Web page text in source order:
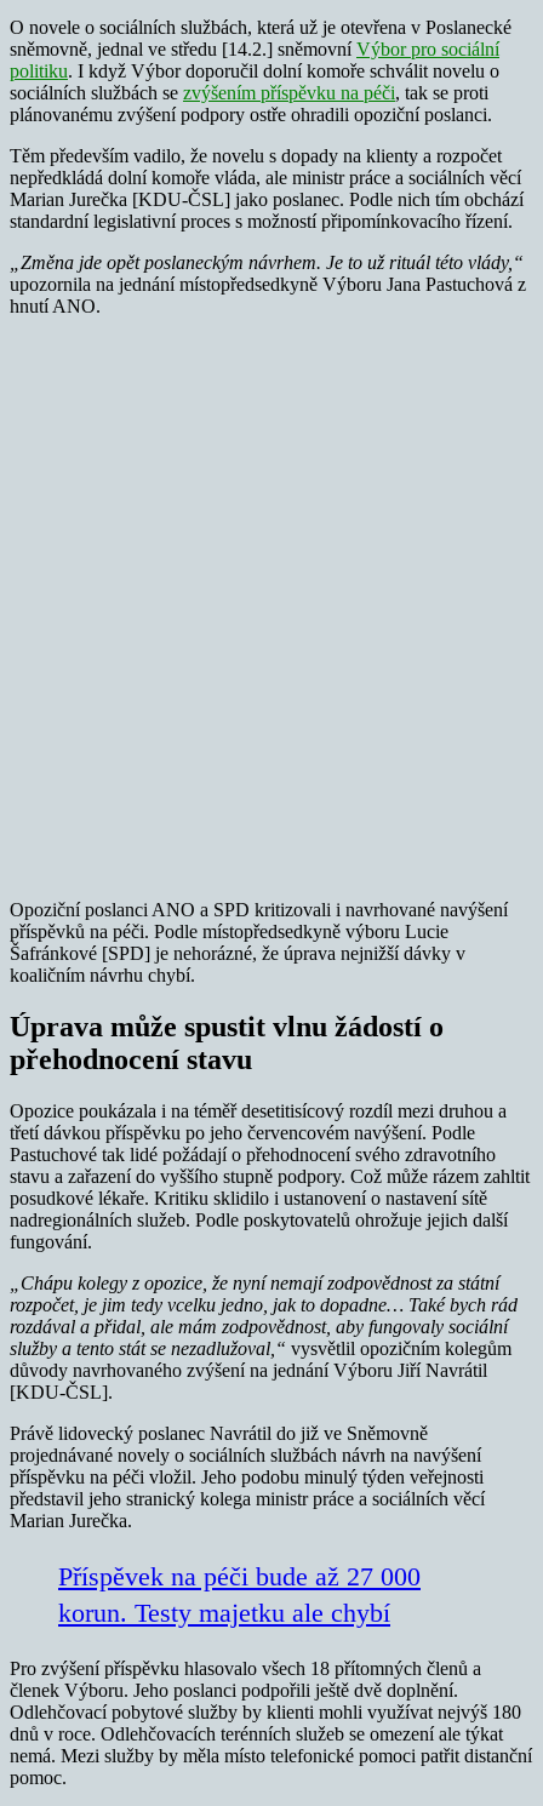
O novele o sociálních službách, která už je otevřena v Poslanecké
sněmovně, jednal ve středu [14.2.] sněmovníVýbor pro sociální
politiku. I když Výbor doporučil dolní komoře schválit novelu o
sociálních službách se zvýšením příspěvku na péči, tak se proti
plánovanému zvýšení podpory ostře ohradili opoziční poslanci.
Těm především vadilo, že novelu s dopady na klienty a rozpočet
nepředkládá dolní komoře vláda, ale ministr práce a sociálních věcí
Marian Jurečka [KDU-ČSL] jako poslanec. Podle nich tím obchází
standardní legislativní proces s možností připomínkovacího řízení.
„Změna jde opět poslaneckým návrhem. Je to už rituál této vlády,“
upozornila na jednání místopředsedkyně Výboru Jana Pastuchová z
hnutí ANO.
Opoziční poslanci ANO a SPD kritizovali i navrhované navýšení
příspěvků na péči. Podle místopředsedkyně výboru Lucie
Šafránkové [SPD] je nehorázné, že úprava nejnižší dávky v
koaličním návrhu chybí.
Úprava může spustit vlnu žádostí o
přehodnocení stavu
Opozice poukázala i na téměř desetitisícový rozdíl mezi druhou a
třetí dávkou příspěvku po jeho červencovém navýšení. Podle
Pastuchové tak lidé požádají o přehodnocení svého zdravotního
stavu a zařazení do vyššího stupně podpory. Což může rázem zahltit
posudkové lékaře. Kritiku sklidilo i ustanovení o nastavení sítě
nadregionálních služeb. Podle poskytovatelů ohrožuje jejich další
fungování.
„Chápu kolegy z opozice, že nyní nemají zodpovědnost za státní
rozpočet, je jim tedy vcelku jedno, jak to dopadne… Také bych rád
rozdával a přidal, ale mám zodpovědnost, aby fungovaly sociální
služby a tento stát se nezadlužoval,“ vysvětlil opozičním kolegům
důvody navrhovaného zvýšení na jednání Výboru Jiří Navrátil
[KDU-ČSL].
Právě lidovecký poslanec Navrátil do již ve Sněmovně
projednávané novely o sociálních službách návrh na navýšení
příspěvku na péči vložil. Jeho podobu minulý týden veřejnosti
představil jeho stranický kolega ministr práce a sociálních věcí
Marian Jurečka.
Příspěvek na péči bude až 27 000
korun. Testy majetku ale chybí
Pro zvýšení příspěvku hlasovalo všech 18 přítomných členů a
členek Výboru. Jeho poslanci podpořili ještě dvě doplnění.
Odlehčovací pobytové služby by klienti mohli využívat nejvýš 180
dnů v roce. Odlehčovacích terénních služeb se omezení ale týkat
nemá. Mezi služby by měla místo telefonické pomoci patřit distanční
pomoc.